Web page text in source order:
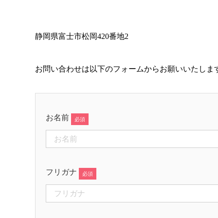
静岡県富士市松岡420番地2
お問い合わせは以下のフォームからお願いいたしま
お名前
フリガナ